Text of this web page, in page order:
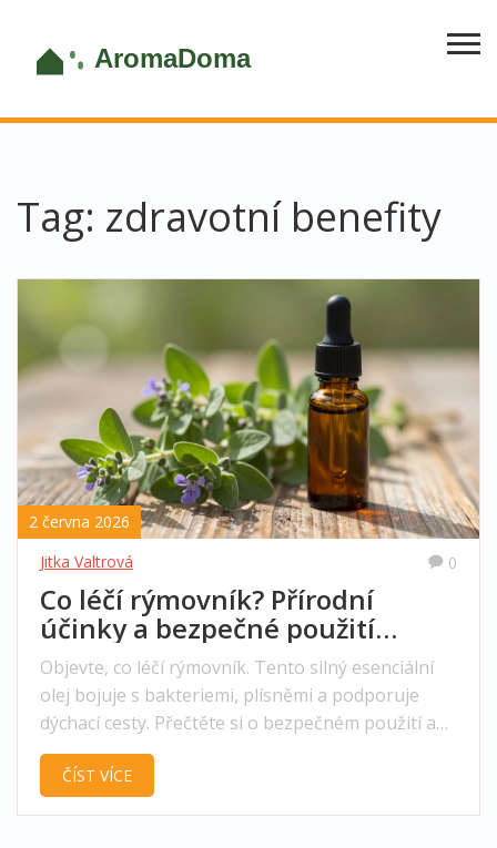
Tag: zdravotní benefity
2 června 2026
Jitka Valtrová
0
Co léčí rýmovník? Přírodní
účinky a bezpečné použití
esenciálních olejů
Objevte, co léčí rýmovník. Tento silný esenciální
olej bojuje s bakteriemi, plísněmi a podporuje
dýchací cesty. Přečtěte si o bezpečném použití a
kontraindikacích.
ČÍST VÍCE